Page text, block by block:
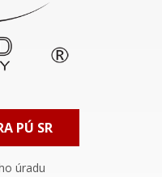
PÚ SR
úradu